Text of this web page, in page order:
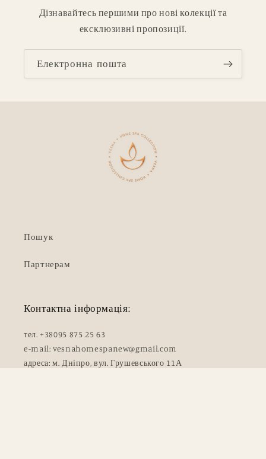
Дізнавайтесь першими про нові колекції та
ексклюзивні пропозиції.
Електронна пошта
Пошук
Партнерам
Контактна інформація:
тел. +38095 875 25 63
e-mail: vesnahomespanew@gmail.com
адреса: м. Дніпро, вул. Грушевського 11А